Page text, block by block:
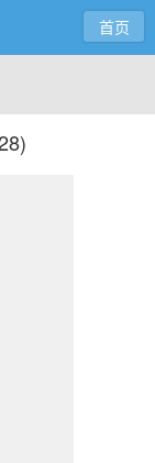
首页
)